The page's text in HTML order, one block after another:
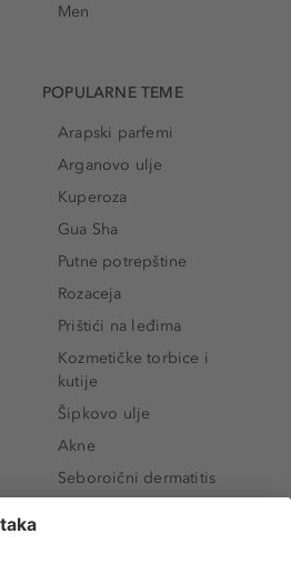
Men
POPULARNE TEME
Arapski parfemi
Arganovo ulje
Kuperoza
Gua Sha
Putne potrepštine
Rozaceja
Prištići na leđima
Kozmetičke torbice i
kutije
Šipkovo ulje
Akne
Seboroični dermatitis